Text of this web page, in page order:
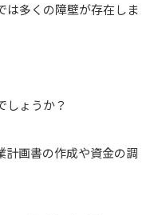
は多くの障壁が存在しま
しょうか？
計画書の作成や資金の調